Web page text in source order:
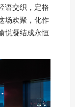
语交织，定格
场欢聚，化作
悦凝结成永恒